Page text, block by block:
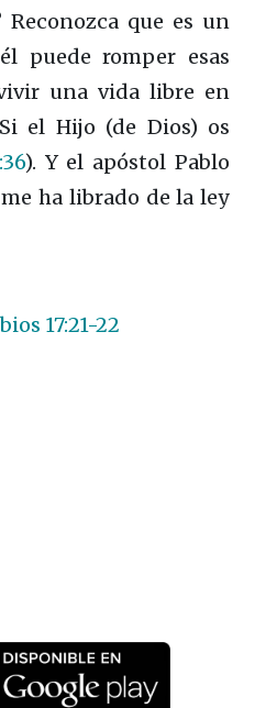
que es un
puede romper esas
una vida libre en
el Hijo (de Dios) os
). Y el apóstol Pablo
ha librado de la ley
17:21-22